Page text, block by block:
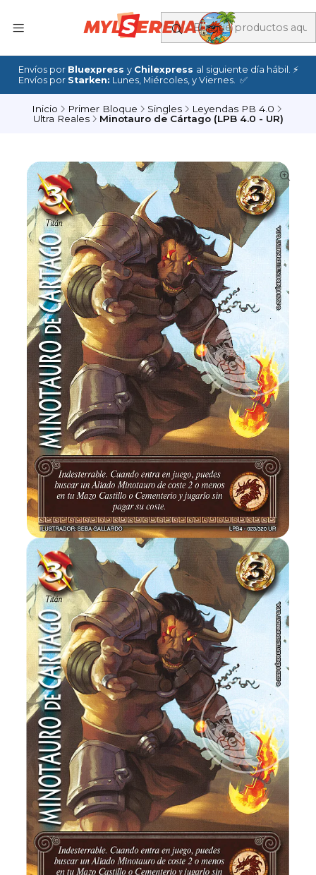
Envíos por Bluexpress y Chilexpress al siguiente día hábil. ⚡
Envíos por Starken: Lunes, Miércoles, y Viernes. ✅
Inicio Primer Bloque Singles
Leyendas PB 4.0
Ultra Reales
Minotauro de Cártago (LPB 4.0 - UR)